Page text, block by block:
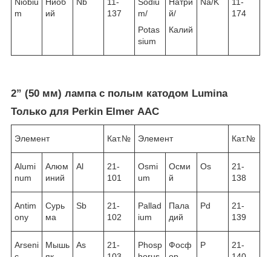
m
ий
137
m/
Potas
sium
й/
Калий
174
2” (50 мм) лампа с полым катодом Lumina
Только для Perkin Elmer ААС
Элемент Кат.№ Элемент Кат.№
Alumi
num
Алюм
иний
Al
21-
101
Osmi
um
Осми
й
Os
21-
138
Antim
ony
Сурь
ма
Sb
21-
102
Pallad
ium
Пала
дий
Pd
21-
139
Arseni
Мышь
As
21-
Phosp
Фосф
P
21-